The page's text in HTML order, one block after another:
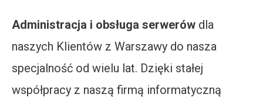
Administracja i obsługa serwerów dla
naszych Klientów z Warszawy do nasza
specjalność od wielu lat. Dzięki stałej
współpracy z naszą firmą informatyczną